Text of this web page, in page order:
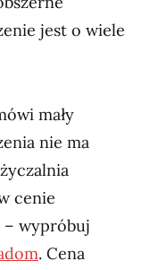
jest o wiele
mały
nie ma
cenie
– wypróbuj
. Cena